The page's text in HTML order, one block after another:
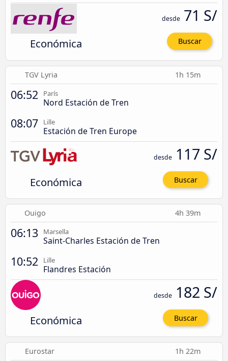
Económica
desde 71 S/
Buscar
TGV Lyria 1h 15m
06:52 París
Nord Estación de Tren
08:07 Lille
Estación de Tren Europe
Económica
desde 117 S/
Buscar
Ouigo 4h 39m
06:13 Marsella
Saint-Charles Estación de Tren
10:52 Lille
Flandres Estación
Económica
desde 182 S/
Buscar
Eurostar 1h 22m